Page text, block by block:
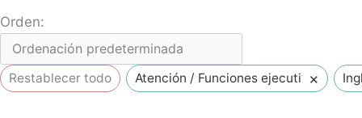
Orden:
Restablecer todo Atención / Funciones ejecutivas
×